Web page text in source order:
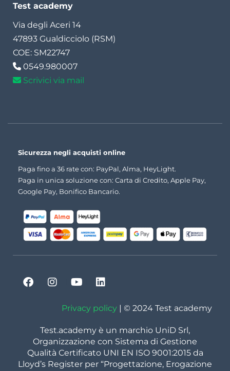
Test academy
Via degli Aceri 14
47893 Gualdicciolo (RSM)
COE: SM22747
0549.980007
Scrivici via mail
Sicurezza negli acquisti online
Paga fino a 36 rate con: PayPal, Alma, HeyLight.
Paga in unica soluzione con: Carta di Credito, Apple Pay,
Google Pay, Bonifico Bancario.
Privacy policy | © 2024 Test academy
Test.academy è un marchio UniD Srl,
Organizzazione con Sistema di Gestione
Qualità Certificato UNI EN ISO 9001:2015 da
Lloyd’s Register per “Progettazione, Erogazione